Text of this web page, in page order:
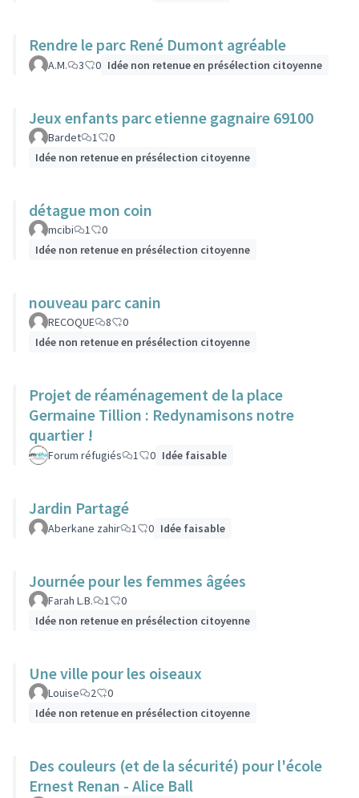
Rendre le parc René Dumont agréable
A.M. 3 0 Idée non retenue en présélection citoyenne
Jeux enfants parc etienne gagnaire 69100
Bardet 1
0
Idée non retenue en présélection citoyenne
détague mon coin
mcibi 1
0
Idée non retenue en présélection citoyenne
nouveau parc canin
RECOQUE 8
0
Idée non retenue en présélection citoyenne
Projet de réaménagement de la place
Germaine Tillion : Redynamisons notre
quartier !
Forum réfugiés 1 0 Idée faisable
Jardin Partagé
Aberkane zahir 1 0 Idée faisable
Journée pour les femmes âgées
Farah L.B. 1
0
Idée non retenue en présélection citoyenne
Une ville pour les oiseaux
Louise 2
0
Idée non retenue en présélection citoyenne
Des couleurs (et de la sécurité) pour l'école
Ernest Renan - Alice Ball